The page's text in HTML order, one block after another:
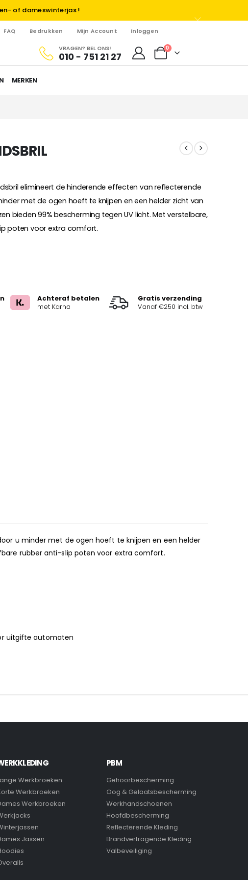
of dameswinterjas !
FAQ Bedrukken Mijn Account Inloggen
VRAGEN? BEL ONS!
010 - 751 21 27
0
MERKEN
elimineert de hinderende effecten van reflecterende
met de ogen hoeft te knijpen en een helder zicht van
bieden 99% bescherming tegen UV licht. Met verstelbare,
poten voor extra comfort.
Achteraf betalen
met Karna
Gratis verzending
Vanaf €250 incl. btw
u minder met de ogen hoeft te knijpen en een helder
rubber anti-slip poten voor extra comfort.
voor uitgifte automaten
Werkbroeken
Werkbroeken
Werkbroeken
Jassen
PBM
Gehoorbescherming
Oog & Gelaatsbescherming
Werkhandschoenen
Hoofdbescherming
Reflecterende Kleding
Brandvertragende Kleding
Valbeveiliging